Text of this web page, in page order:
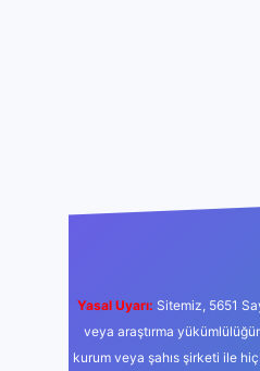
Yasal Uyarı: Sitemiz, 5651
veya araştırma
kurum veya şahıs şirketi ile